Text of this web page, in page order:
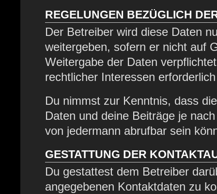
REGELUNGEN BEZÜGLICH
Der Betreiber wird diese Daten
weitergeben, sofern er nicht auf
Weitergabe der Daten
rechtlicher Interessen
Du nimmst zur Kenntnis, dass
Daten und deine Beiträge je
von jedermann abrufbar sein
GESTATTUNG DER
Du gestattest dem Betreiber
angegebenen Kontaktdaten zu